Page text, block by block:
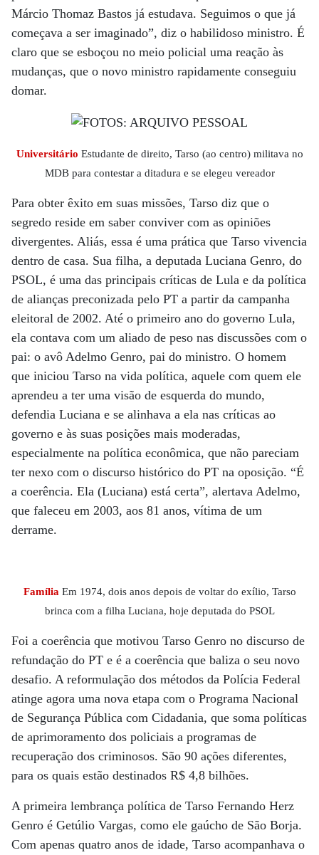
Márcio Thomaz Bastos já estudava. Seguimos o que já
começava a ser imaginado”, diz o habilidoso ministro. É
claro que se esboçou no meio policial uma reação às
mudanças, que o novo ministro rapidamente conseguiu
domar.
Universitário Estudante de direito, Tarso (ao centro) militava no
MDB para contestar a ditadura e se elegeu vereador
Para obter êxito em suas missões, Tarso diz que o
segredo reside em saber conviver com as opiniões
divergentes. Aliás, essa é uma prática que Tarso vivencia
dentro de casa. Sua filha, a deputada Luciana Genro, do
PSOL, é uma das principais críticas de Lula e da política
de alianças preconizada pelo PT a partir da campanha
eleitoral de 2002. Até o primeiro ano do governo Lula,
ela contava com um aliado de peso nas discussões com o
pai: o avô Adelmo Genro, pai do ministro. O homem
que iniciou Tarso na vida política, aquele com quem ele
aprendeu a ter uma visão de esquerda do mundo,
defendia Luciana e se alinhava a ela nas críticas ao
governo e às suas posições mais moderadas,
especialmente na política econômica, que não pareciam
ter nexo com o discurso histórico do PT na oposição. “É
a coerência. Ela (Luciana) está certa”, alertava Adelmo,
que faleceu em 2003, aos 81 anos, vítima de um
derrame.
Família Em 1974, dois anos depois de voltar do exílio, Tarso
brinca com a filha Luciana, hoje deputada do PSOL
Foi a coerência que motivou Tarso Genro no discurso de
refundação do PT e é a coerência que baliza o seu novo
desafio. A reformulação dos métodos da Polícia Federal
atinge agora uma nova etapa com o Programa Nacional
de Segurança Pública com Cidadania, que soma políticas
de aprimoramento dos policiais a programas de
recuperação dos criminosos. São 90 ações diferentes,
para os quais estão destinados R$ 4,8 bilhões.
A primeira lembrança política de Tarso Fernando Herz
Genro é Getúlio Vargas, como ele gaúcho de São Borja.
Com apenas quatro anos de idade, Tarso acompanhava o